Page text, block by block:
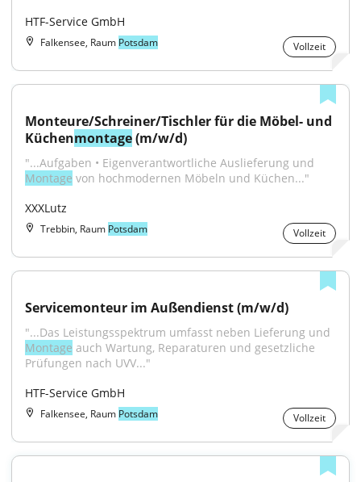
HTF-Service GmbH
Falkensee, Raum Potsdam Vollzeit
Monteure/Schreiner/Tischler für die Möbel- und
Küchenmontage (m/w/d)
Montage von hochmodernen Möbeln und Küchen..."
XXXLutz
Trebbin, Raum Potsdam Vollzeit
Servicemonteur im Außendienst (m/w/d)
Montage auch Wartung, Reparaturen und gesetzliche
Prüfungen nach UVV..."
HTF-Service GmbH
Falkensee, Raum Potsdam Vollzeit